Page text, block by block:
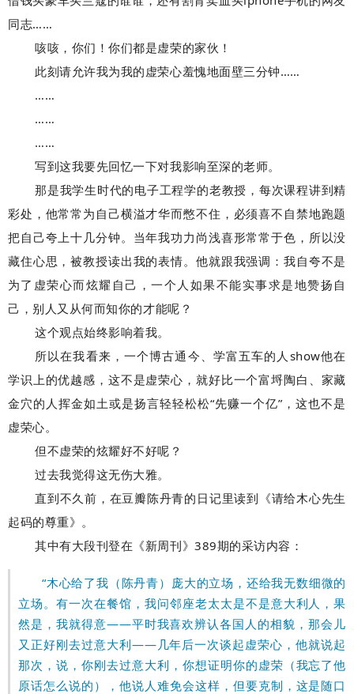
同志……
咳咳，你们！你们都是虚荣的家伙！
此刻请允许我为我的虚荣心羞愧地面壁三分钟……
……
……
……
写到这我要先回忆一下对我影响至深的老师。
那是我学生时代的电子工程学的老教授，每次课程讲到精
彩处，他常常为自己横溢才华而憋不住，必须喜不自禁地跑题
把自己夸上十几分钟。当年我功力尚浅喜形常常于色，所以没
藏住心思，被教授读出我的表情。他就跟我强调：我自夸不是
为了虚荣心而炫耀自己，一个人如果不能实事求是地赞扬自
己，别人又从何而知你的才能呢？
这个观点始终影响着我。
所以在我看来，一个博古通今、学富五车的人show他在
学识上的优越感，这不是虚荣心，就好比一个富埒陶白、家藏
金穴的人挥金如土或是扬言轻轻松松“先赚一个亿”，这也不是
虚荣心。
但不虚荣的炫耀好不好呢？
过去我觉得这无伤大雅。
直到不久前，在豆瓣陈丹青的日记里读到《请给木心先生
起码的尊重》。
其中有大段刊登在《新周刊》389期的采访内容：
“木心给了我（陈丹青）庞大的立场，还给我无数细微的
立场。有一次在餐馆，我问邻座老太太是不是意大利人，果
然是，我就得意——平时我喜欢辨认各国人的相貌，那会儿
又正好刚去过意大利——几年后一次谈起虚荣心，他就说起
那次，说，你刚去过意大利，你想证明你的虚荣（我忘了他
原话怎么说的），他说人难免会这样，但要克制，这是随口